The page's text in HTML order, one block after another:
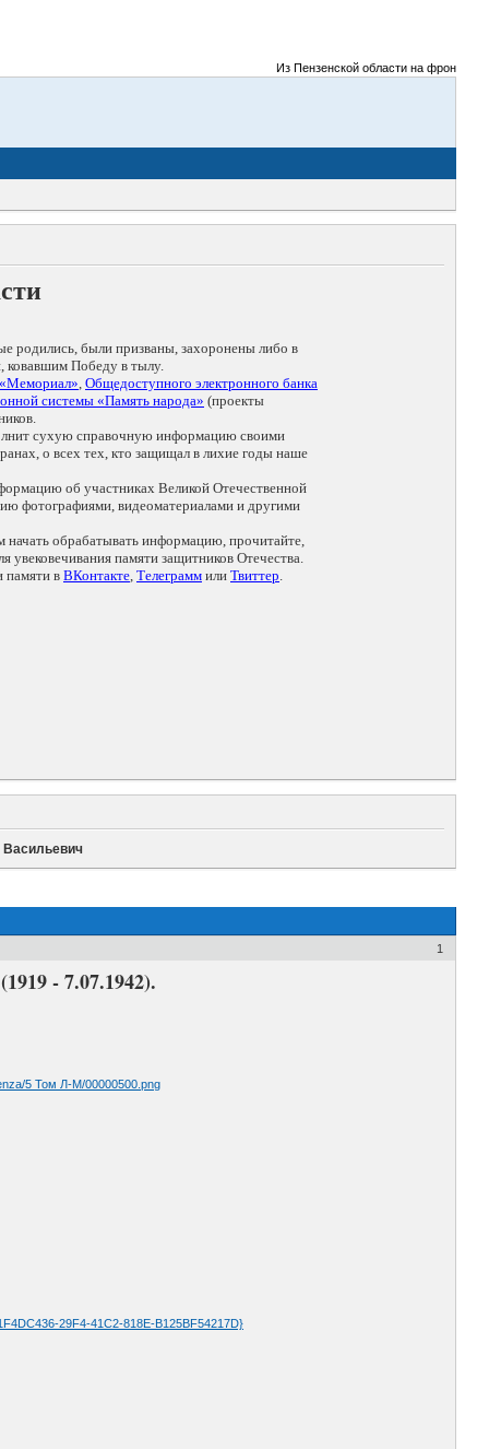
Из Пензенской области на фронты
родились, были призваны, захоронены либо в
ковавшим Победу в тылу.
, Общедоступного электронного банка
системы «Память народа» (проекты
сухую справочную информацию своими
о всех тех, кто защищал в лихие годы наше
об участниках Великой Отечественной
фотографиями, видеоматериалами и другими
начать обрабатывать информацию, прочитайте,
памяти защитников Отечества.
памяти в ВКонтакте, Телеграмм или Твиттер.
1
- 7.07.1942).
5 Том Л-М/00000500.png
29F4-41C2-818E-B125BF54217D}